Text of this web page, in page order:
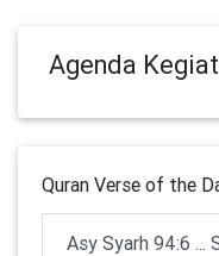
Agenda
Quran Verse of the
Asy Syarh 94:6 ...